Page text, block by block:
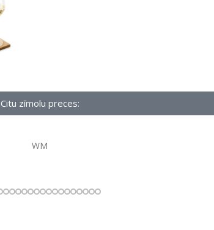
Citu zīmolu preces:
WM